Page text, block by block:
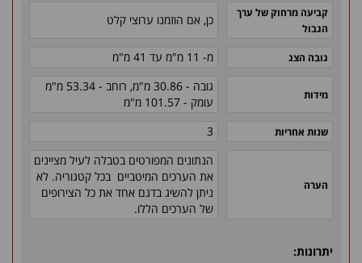
קביעה מרחוק של ערך
הגבול
כן, אם הוזמנו ערוצי קלט
גובה הצג מ- 11 מ"מ עד 41 מ"מ
מידות
גובה - 30.86 מ"מ, רוחב - 53.34 מ"מ
עומק - 101.57 מ"מ
שנות אחריות 3
הערה
הנתונים המפורטים בטבלה לעיל מציינים
את הערכים המיטביים בכל קטגוריה. לא
ניתן להשיג בדגם אחד את כל הצירופים
של הערכים הללו.
יתרונות: